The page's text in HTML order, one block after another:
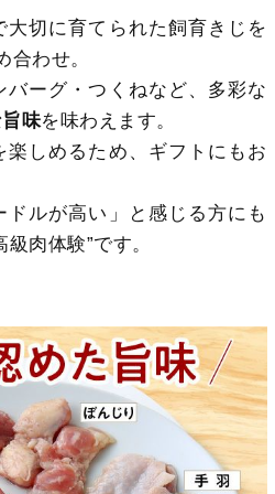
切に育てられた飼育きじを
合わせ。
ーグ・つくねなど、多彩な
味を味わえます。
しめるため、ギフトにもお
ドルが高い」と感じる方にも
肉体験”です。